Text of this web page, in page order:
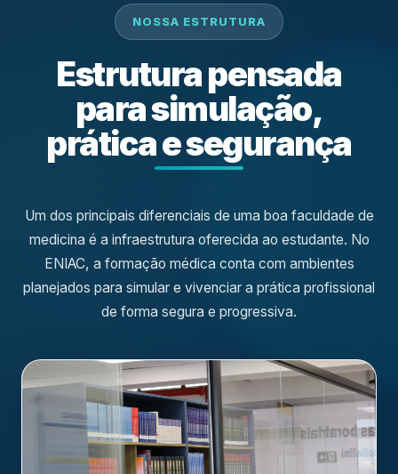
NOSSA ESTRUTURA
Estrutura pensada
para simulação,
prática e segurança
Um dos principais diferenciais de uma boa faculdade de
medicina é a infraestrutura oferecida ao estudante. No
ENIAC, a formação médica conta com ambientes
planejados para simular e vivenciar a prática profissional
de forma segura e progressiva.